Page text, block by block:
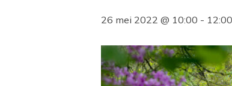
26 mei 2022 @ 10:00 - 12:00